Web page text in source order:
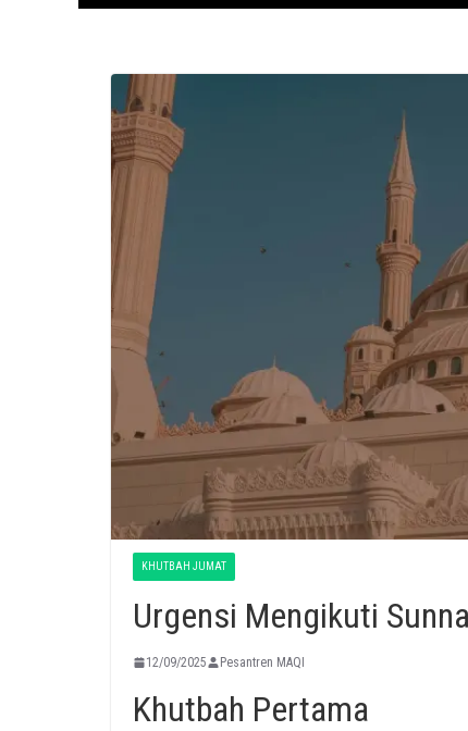
KHUTBAH JUMAT
12/09/2025 Pesantren MAQI
Khutbah Pertama